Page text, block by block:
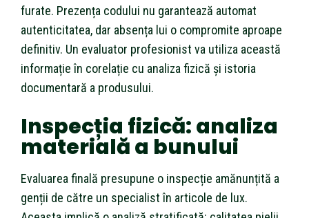
furate. Prezența codului nu garantează automat
autenticitatea, dar absența lui o compromite aproape
definitiv. Un evaluator profesionist va utiliza această
informație în corelație cu analiza fizică și istoria
documentară a produsului.
Inspecția fizică: analiza
materială a bunului
Evaluarea finală presupune o inspecție amănunțită a
genții de către un specialist în articole de lux.